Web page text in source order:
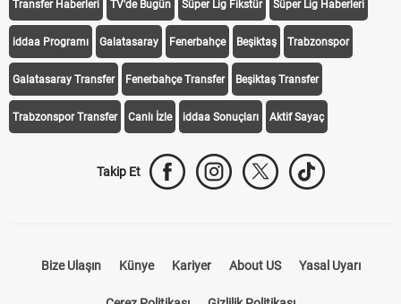
Transfer Haberleri TV'de Bugün Süper Lig Fikstür Süper Lig Haberleri
iddaa Programı Galatasaray Fenerbahçe Beşiktaş Trabzonspor
Galatasaray Transfer Fenerbahçe Transfer Beşiktaş Transfer
Trabzonspor Transfer Canlı İzle iddaa Sonuçları Aktif Sayaç